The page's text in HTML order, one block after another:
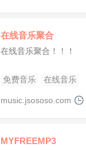
在线音乐聚合
在线音乐聚合！！！
免费音乐 在线音乐
music.jsososo.com
MYFREEMP3